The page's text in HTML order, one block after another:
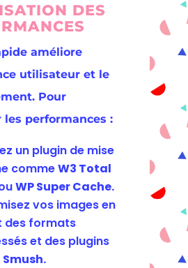
DES
améliore
utilisateur et le
Pour
performances :
un plugin de mise
commeW3 Total
WP Super Cache.
vos images en
des formats
et des plugins
Smush.